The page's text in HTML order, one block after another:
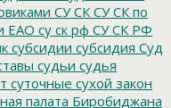
СУ СК СУ СК по
ЕАО су ск рф СУ СК РФ
субсидии субсидия Суд
судьи судья
суточные сухой закон
палата Биробиджана